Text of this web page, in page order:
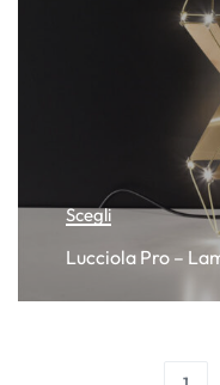
Scegli
Lucciola Pro –